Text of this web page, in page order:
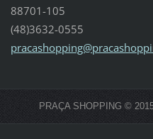
88701-105
(48)3632-0555
pracashopping@pracashopp
PRAÇA SHOPPING ©